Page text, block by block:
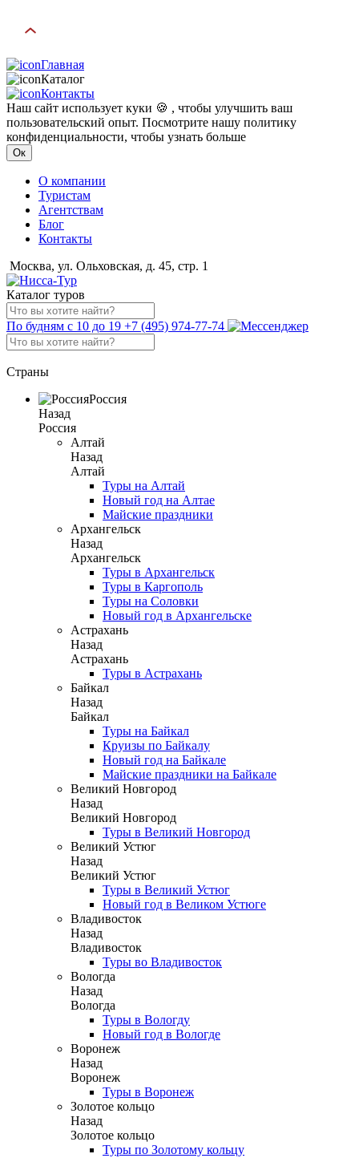
Главная
Каталог
Контакты
Наш сайт использует куки 🍪 , чтобы улучшить ваш
пользовательский опыт. Посмотрите нашу политику
конфиденциальности, чтобы узнать больше
Ок
О компании
Туристам
Агентствам
Блог
Контакты
Москва, ул. Ольховская, д. 45, стр. 1
Каталог туров
По будням с 10 до 19 +7 (495) 974-77-74
Страны
Россия
Назад
Россия
Алтай
Назад
Алтай
Туры на Алтай
Новый год на Алтае
Майские праздники
Архангельск
Назад
Архангельск
Туры в Архангельск
Туры в Каргополь
Туры на Соловки
Новый год в Архангельске
Астрахань
Назад
Астрахань
Туры в Астрахань
Байкал
Назад
Байкал
Туры на Байкал
Круизы по Байкалу
Новый год на Байкале
Майские праздники на Байкале
Великий Новгород
Назад
Великий Новгород
Туры в Великий Новгород
Великий Устюг
Назад
Великий Устюг
Туры в Великий Устюг
Новый год в Великом Устюге
Владивосток
Назад
Владивосток
Туры во Владивосток
Вологда
Назад
Вологда
Туры в Вологду
Новый год в Вологде
Воронеж
Назад
Воронеж
Туры в Воронеж
Золотое кольцо
Назад
Золотое кольцо
Туры по Золотому кольцу